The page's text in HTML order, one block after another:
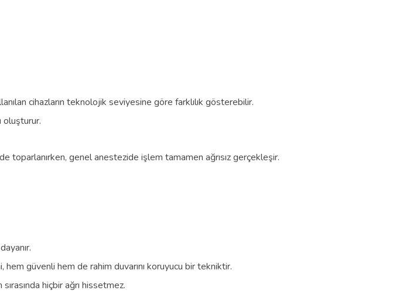
cihazların teknolojik seviyesine göre farklılık gösterebilir.
oluşturur.
genel anestezide işlem tamamen ağrısız gerçekleşir.
hem güvenli hem de rahim duvarını koruyucu bir tekniktir.
hiçbir ağrı hissetmez.